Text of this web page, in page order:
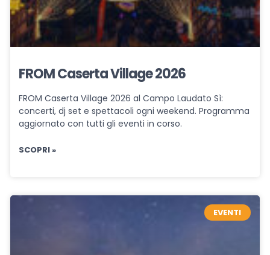
FROM Caserta Village 2026
FROM Caserta Village 2026 al Campo Laudato Sì:
concerti, dj set e spettacoli ogni weekend. Programma
aggiornato con tutti gli eventi in corso.
SCOPRI »
EVENTI